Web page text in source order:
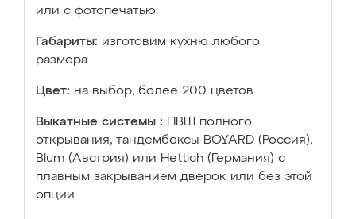
или с фотопечатью
Габариты: изготовим кухню любого
размера
Цвет: на выбор, более 200 цветов
Выкатные системы :
ПВШ полного
открывания, тандембоксы BOYARD (Россия),
Blum (Австрия) или Hettich (Германия) с
плавным закрыванием дверок или без этой
опции